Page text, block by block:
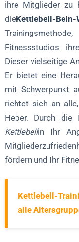
ihre Mitglieder zu
dieKettlebell-Bein-
Fitnessstudios
Dieser vielseitige
Er bietet eine
mit Schwerpunkt
richtet sich an
Heber. Durch die
Kettlebellin Ihr
fördern und Ihr
Kettlebell-
alle